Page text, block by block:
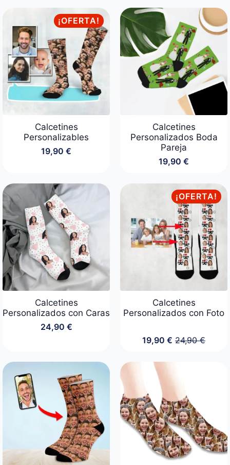
original
era:
24,90 €.
actual
es:
19,90 €.
¡OFERTA!
Calcetines
Personalizables
19,90 €
Calcetines
Personalizados Boda
Pareja
19,90 €
Calcetines
Personalizados con Caras
24,90 €
¡OFERTA!
Calcetines
Personalizados con Foto
24,90€
El
24,90 €.
19,90€ El
19,90 €.